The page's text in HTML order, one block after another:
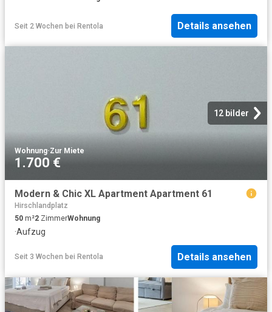
Seit 2 Wochen bei Rentola Details ansehen
12 bilder
Wohnung·Zur Miete
1.700 €
Modern & Chic XL Apartment Apartment 61
Hirschlandplatz
50 m²2 ZimmerWohnung
·Aufzug
Seit 3 Wochen bei Rentola Details ansehen